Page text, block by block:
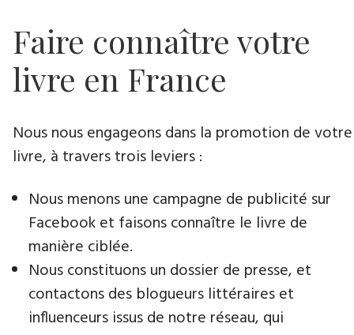
Faire connaître votre
livre en France
Nous nous engageons dans la promotion de votre
livre​, à travers trois leviers :
Nous menons une campagne de publicité sur
Facebook et faisons connaître le livre de
manière ciblée.
Nous constituons un dossier de presse, et
contactons des blogueurs littéraires et
influenceurs issus de notre réseau, qui